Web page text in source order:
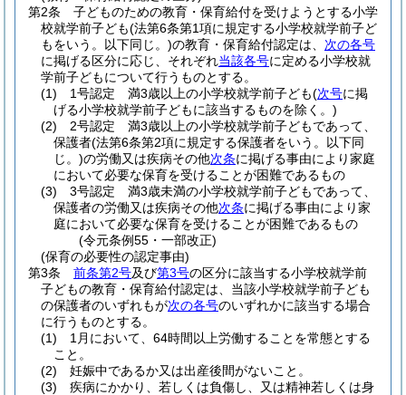
第2条
子どものための教育・保育給付を受けようとする小学
校就学前子ども(法第6条第1項に規定する小学校就学前子ど
もをいう。以下同じ。)の教育・保育給付認定は、 次の各号
に掲げる区分に応じ、それぞれ当該各号に定める小学校就
学前子どもについて行うものとする。
(1)
1号認定 満3歳以上の小学校就学前子ども(次号に掲
げる小学校就学前子どもに該当するものを除く。)
(2)
2号認定 満3歳以上の小学校就学前子どもであって、
保護者(法第6条第2項に規定する保護者をいう。以下同
じ。)の労働又は疾病その他次条に掲げる事由により家庭
において必要な保育を受けることが困難であるもの
(3)
3号認定 満3歳未満の小学校就学前子どもであって、
保護者の労働又は疾病その他次条に掲げる事由により家
庭において必要な保育を受けることが困難であるもの
(令元条例55・一部改正)
(保育の必要性の認定事由)
第3条
前条第2号及び第3号の区分に該当する小学校就学前
子どもの教育・保育給付認定は、当該小学校就学前子ども
の保護者のいずれもが次の各号のいずれかに該当する場合
に行うものとする。
(1)
1月において、64時間以上労働することを常態とする
こと。
(2)
妊娠中であるか又は出産後間がないこと。
(3)
疾病にかかり、若しくは負傷し、又は精神若しくは身